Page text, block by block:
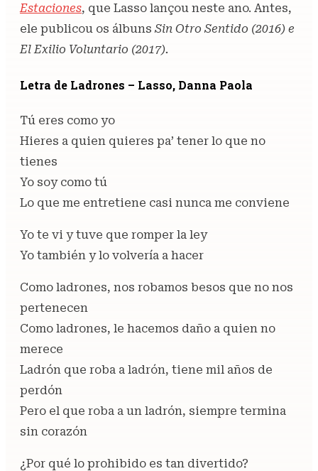
Estaciones, que Lasso lançou neste ano. Antes,
ele publicou os álbuns Sin Otro Sentido (2016) e
El Exilio Voluntario (2017).
Letra de Ladrones – Lasso, Danna Paola
Tú eres como yo
Hieres a quien quieres pa’ tener lo que no
tienes
Yo soy como tú
Lo que me entretiene casi nunca me conviene
Yo te vi y tuve que romper la ley
Yo también y lo volvería a hacer
Como ladrones, nos robamos besos que no nos
pertenecen
Como ladrones, le hacemos daño a quien no
merece
Ladrón quе roba a ladrón, tiene mil años de
pеrdón
Pero el que roba a un ladrón, siempre termina
sin corazón
¿Por qué lo prohibido es tan divertido?